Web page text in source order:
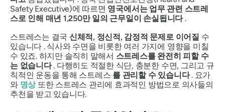
Safety Executive)에 따르면 영국에서는 업무 관련 스트레
스로 인해 매년 1,250만 일의 근무일이 손실됩니다.
스트레스는 결국 신체적, 정신적, 감정적 문제로 이어질 수
있습니다 . 식사와 수면을 비롯한 여러 가지에 영향을 미칠
수 있죠. 하지만 솔직히 말해서 스트레스를 완전히 피할 수
는 없습니다. 다행히도 적절한 식단, 충분한 수면, 그리고 규
칙적인 운동을 통해 스트레스 를 관리할 수 있습니다. 요가
와 명상또한 스트레스 관리에 효과적인 방법으로 의사들의
추천을 받고 있습니다.